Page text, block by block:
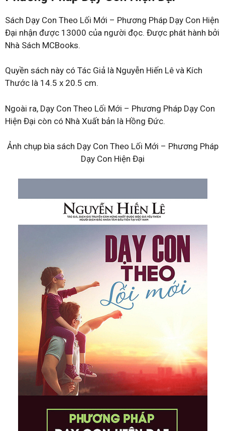
Sách Dạy Con Theo Lối Mới – Phương Pháp Dạy Con Hiện
Đại nhận được 13000 của người đọc. Được phát hành bởi
Nhà Sách MCBooks.
Quyền sách này có Tác Giả là Nguyễn Hiến Lê và Kích
Thước là 14.5 x 20.5 cm.
Ngoài ra, Dạy Con Theo Lối Mới – Phương Pháp Dạy Con
Hiện Đại còn có Nhà Xuất bản là Hồng Đức.
Ảnh chụp bìa sách Dạy Con Theo Lối Mới – Phương Pháp
Dạy Con Hiện Đại